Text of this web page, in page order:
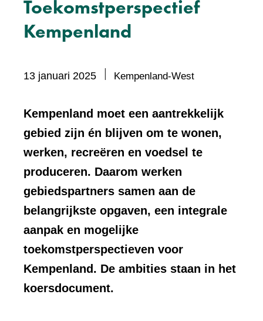
Toekomstperspectief
Kempenland
13 januari 2025 Kempenland-West
Kempenland moet een aantrekkelijk
gebied zijn én blijven om te wonen,
werken, recreëren en voedsel te
produceren. Daarom werken
gebiedspartners samen aan de
belangrijkste opgaven, een integrale
aanpak en mogelijke
toekomstperspectieven voor
Kempenland. De ambities staan in het
koersdocument.